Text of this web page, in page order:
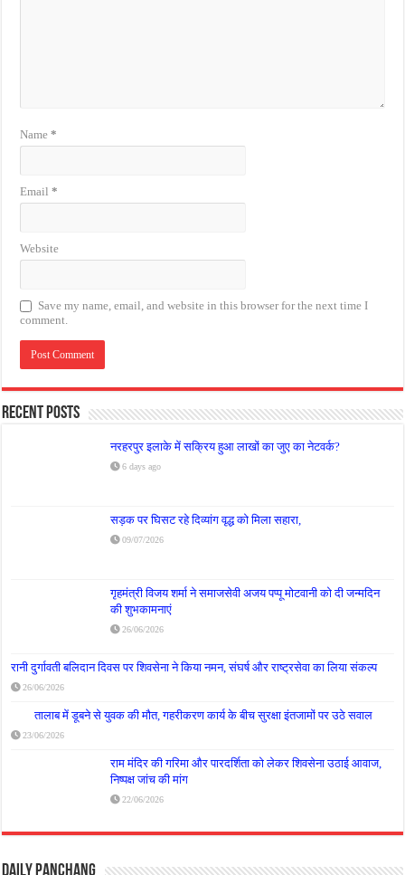
Name*
Email*
Website
Save my name, email, and website in this browser for the next time I
comment.
Recent Posts
नरहरपुर इलाके में सक्रिय हुआ लाखों का जुए का नेटवर्क?
6 days ago
सड़क पर घिसट रहे दिव्यांग वृद्ध को मिला सहारा,
09/07/2026
गृहमंत्री विजय शर्मा ने समाजसेवी अजय पप्पू मोटवानी को दी जन्मदिन
की शुभकामनाएं
26/06/2026
रानी दुर्गावती बलिदान दिवस पर शिवसेना ने किया नमन, संघर्ष और राष्ट्रसेवा का लिया संकल्प
26/06/2026
तालाब में डूबने से युवक की मौत, गहरीकरण कार्य के बीच सुरक्षा इंतजामों पर उठे सवाल
23/06/2026
राम मंदिर की गरिमा और पारदर्शिता को लेकर शिवसेना उठाई आवाज,
निष्पक्ष जांच की मांग
22/06/2026
Daily Panchang